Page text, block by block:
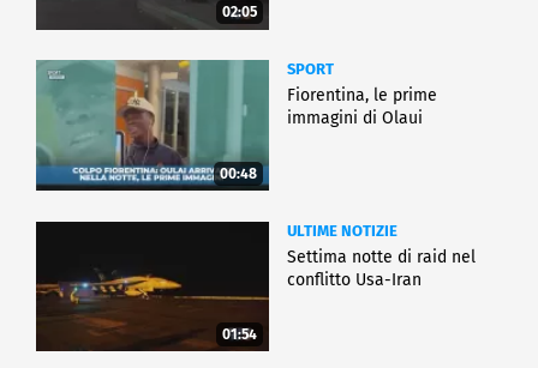
02:05
00:48
SPORT
Fiorentina, le prime
immagini di Olaui
01:54
ULTIME NOTIZIE
Settima notte di raid nel
conflitto Usa-Iran